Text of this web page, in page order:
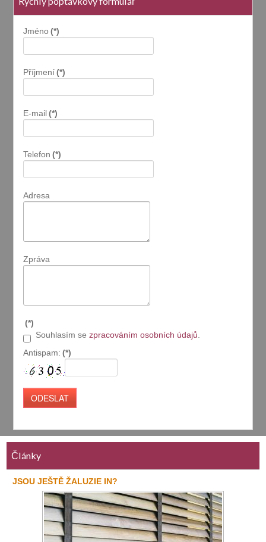
Jméno(*)
Příjmení(*)
E-mail(*)
Telefon (*)
Adresa
Zpráva
(*)
Souhlasím se zpracováním osobních údajů
Antispam: (*)
Články
JSOU JEŠTĚ ŽALUZIE IN?